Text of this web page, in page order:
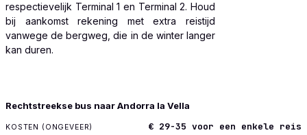
respectievelijk Terminal 1 en Terminal 2. Houd
bij aankomst rekening met extra reistijd
vanwege de bergweg, die in de winter langer
kan duren.
VERVOER
Rechtstreekse bus naar Andorra la Vella
€ 29-35 voor een enkele reis